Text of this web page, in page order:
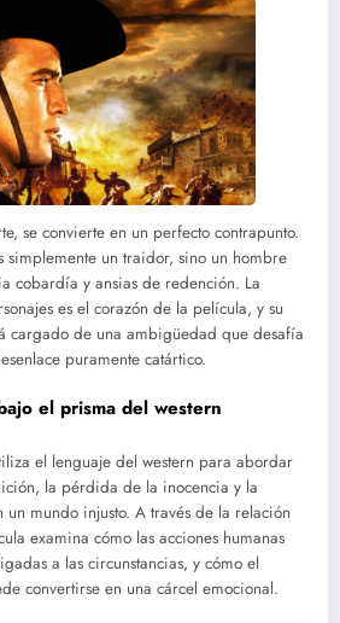
se convierte en un perfecto contrapunto.
simplemente un traidor, sino un hombre
cobardía y ansias de redención. La
es el corazón de la película, y su
cargado de una ambigüedad que desafía
puramente catártico.
el prisma del western
el lenguaje del western para abordar
la pérdida de la inocencia y la
un mundo injusto. A través de la relación
examina cómo las acciones humanas
a las circunstancias, y cómo el
convertirse en una cárcel emocional.